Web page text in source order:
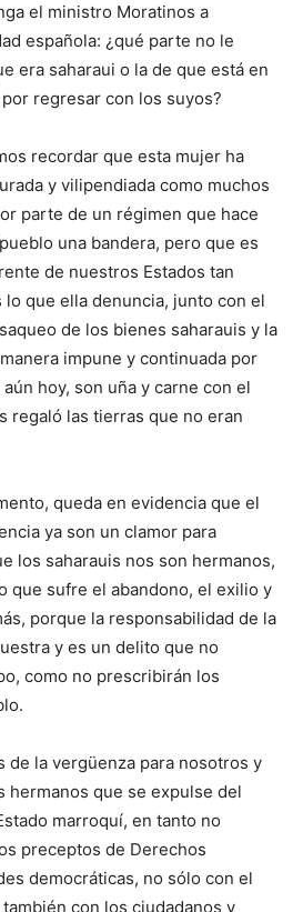
el ministro Moratinos a
española: ¿qué parte no le
era saharaui o la de que está en
regresar con los suyos?
recordar que esta mujer ha
y vilipendiada como muchos
parte de un régimen que hace
una bandera, pero que es
de nuestros Estados tan
lo que ella denuncia, junto con el
de los bienes saharauis y la
impune y continuada por
hoy, son uña y carne con el
regaló las tierras que no eran
queda en evidencia que el
ya son un clamor para
los saharauis nos son hermanos,
que sufre el abandono, el exilio y
porque la responsabilidad de la
y es un delito que no
como no prescribirán los
de la vergüenza para nosotros y
hermanos que se expulse del
marroquí, en tanto no
preceptos de Derechos
democráticas, no sólo con el
con los ciudadanos y